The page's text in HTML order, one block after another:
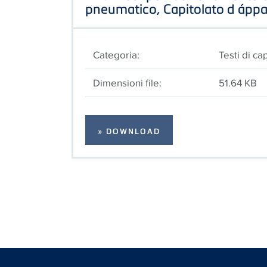
pneumatico, Capitolato d
Categoria:
Testi di
Dimensioni file:
51.64 KB
» DOWNLOAD